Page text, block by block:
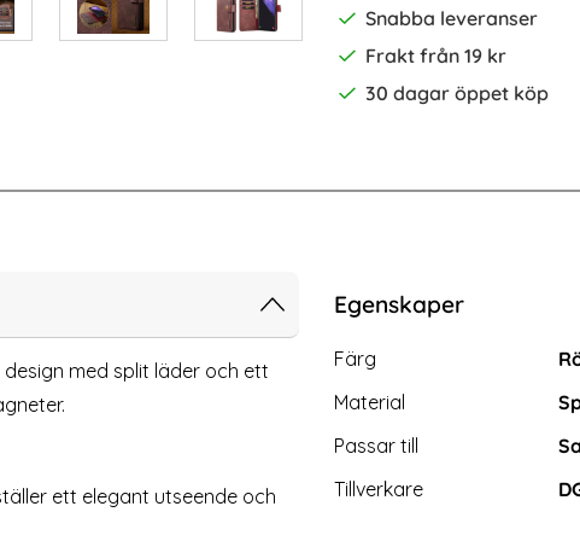
Snabba leveranser
Frakt från 19 kr
30 dagar öppet köp
design med split läder och ett
ett elegant utseende och
Egenskaper
Egenskaper/attribut för
Attribut
Färg
Material
Passar till
Tillverkare